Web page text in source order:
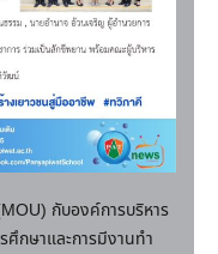
กับองค์การบริหาร
ศึกษาและการมีงานทำ